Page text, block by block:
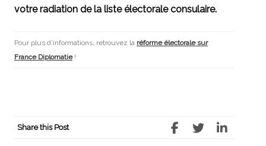
votre radiation de la liste électorale consulaire.
Pour plus d’informations, retrouvez la réforme électorale sur
France Diplomatie!
Share this Post